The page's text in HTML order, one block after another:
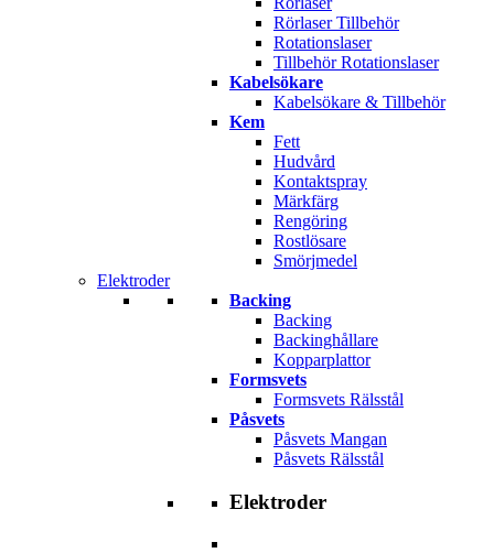
Rörlaser Tillbehör
Rotationslaser
Tillbehör Rotationslaser
Kabelsökare
Kabelsökare & Tillbehör
Kem
Fett
Hudvård
Kontaktspray
Märkfärg
Rengöring
Rostlösare
Smörjmedel
Elektroder
Backing
Backing
Backinghållare
Kopparplattor
Formsvets
Formsvets Rälsstål
Påsvets
Påsvets Mangan
Påsvets Rälsstål
Elektroder